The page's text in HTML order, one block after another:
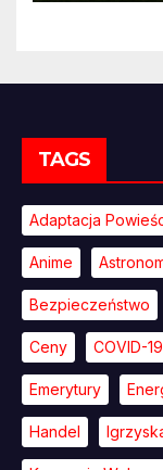
TAGS
Adaptacja
Anime
Bezpieczeństwo
Ceny COVID-19
Emerytury
Handel